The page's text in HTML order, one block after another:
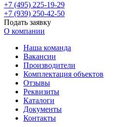
+7 (495) 225-19-29
+7 (939) 250-42-50
Подать заявку
О компании
Наша команда
Вакансии
Производители
Комплектация объектов
Отзывы
Реквизиты
Каталоги
Документы
Контакты